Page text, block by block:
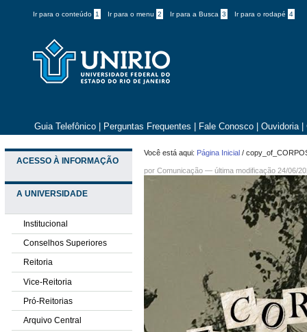
Ir para o conteúdo 1 Ir para o menu 2 Ir para a Busca 3 Ir para o rodapé 4
Guia Telefônico Perguntas Frequentes Fale Conosco Ouvidoria
ACESSO À INFORMAÇÃO
A UNIVERSIDADE
Institucional
Conselhos Superiores
Reitoria
Vice-Reitoria
Pró-Reitorias
Arquivo Central
Você está aqui: Página Inicial /
porComunicação —última modificação 24/06/